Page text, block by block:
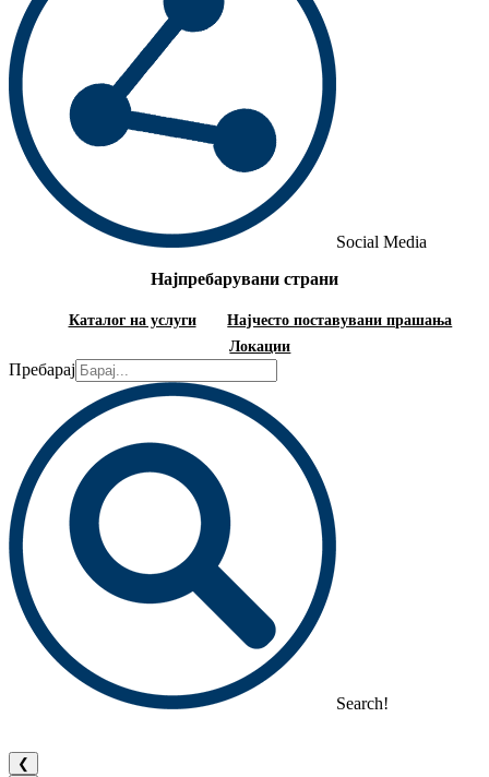
Social Media
Најпребарувани страни
Каталог на услуги
Најчесто поставувани прашања
Локации
Пребарај
Search!
❮